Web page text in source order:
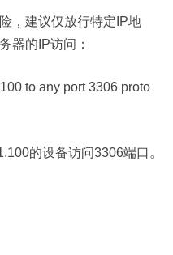
，建议仅放行特定IP地
器的IP访问：
to any port 3306 proto
的设备访问3306端口。